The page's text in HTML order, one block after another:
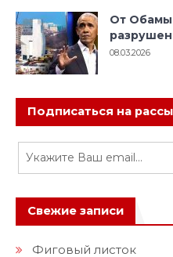
От Обамы
08.03.2026
Подписаться на
Свежие записи
Фиговый листок